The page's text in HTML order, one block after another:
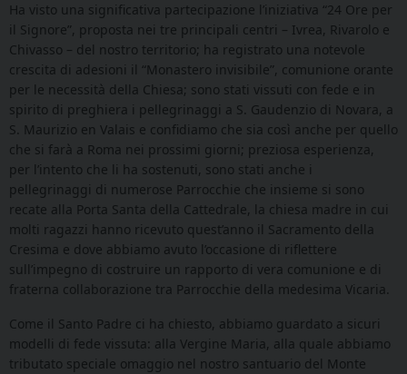
Ha visto una significativa partecipazione l’iniziativa “24 Ore per
il Signore”, proposta nei tre principali centri – Ivrea, Rivarolo e
Chivasso – del nostro territorio; ha registrato una notevole
crescita di adesioni il “Monastero invisibile”, comunione orante
per le necessità della Chiesa; sono stati vissuti con fede e in
spirito di preghiera i pellegrinaggi a S. Gaudenzio di Novara, a
S. Maurizio en Valais e confidiamo che sia così anche per quello
che si farà a Roma nei prossimi giorni; preziosa esperienza,
per l’intento che li ha sostenuti, sono stati anche i
pellegrinaggi di numerose Parrocchie che insieme si sono
recate alla Porta Santa della Cattedrale, la chiesa madre in cui
molti ragazzi hanno ricevuto quest’anno il Sacramento della
Cresima e dove abbiamo avuto l’occasione di riflettere
sull’impegno di costruire un rapporto di vera comunione e di
fraterna collaborazione tra Parrocchie della medesima Vicaria.
Come il Santo Padre ci ha chiesto, abbiamo guardato a sicuri
modelli di fede vissuta: alla Vergine Maria, alla quale abbiamo
tributato speciale omaggio nel nostro santuario del Monte